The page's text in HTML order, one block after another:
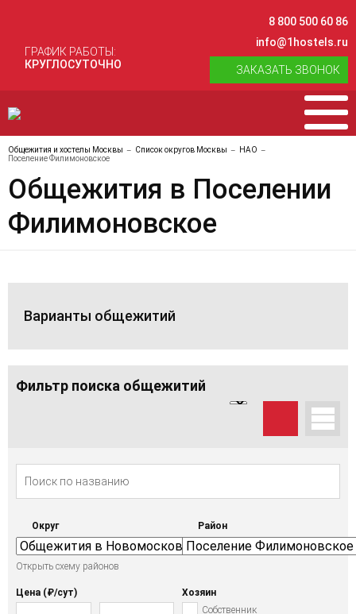
ГРАФИК РАБОТЫ:
КРУГЛОСУТОЧНО
8 800 500 60 86
info@1hostels.ru
ЗАКАЗАТЬ ЗВОНОК
Общежития и хостелы Москвы Список округов Москвы
НАО
Поселение Филимоновское
Общежития в Поселении
Филимоновское
Варианты общежитий
Фильтр поиска общежитий
Округ
Открыть схему районов
Район
Цена (₽/cут)
Хозяин
Собственник